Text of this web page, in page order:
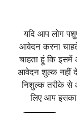
यदि आप लोग
आवेदन करना
चाहता हूं कि इसमें
आवेदन शुल्क नहीं
निशुल्क तरीके
लिए आप